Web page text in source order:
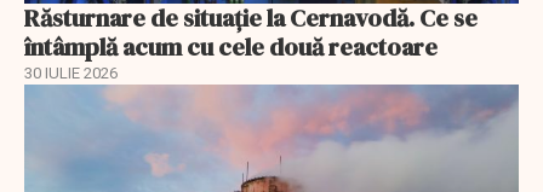
Răsturnare de situație la Cernavodă. Ce se
întâmplă acum cu cele două reactoare
30 IULIE 2026